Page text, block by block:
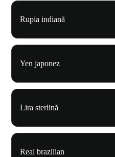
Rupia indiană
Yen japonez
Lira sterlină
Real brazilian